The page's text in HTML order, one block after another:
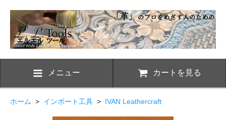
メニュー カートを見る
ホーム > インポート工具 > IVAN Leathercraft